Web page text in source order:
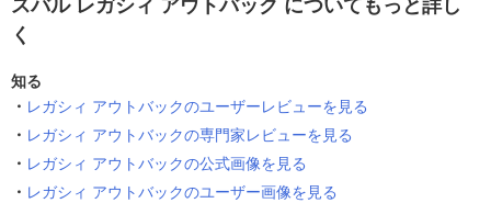
スバル レガシィ アウトバック についてもっと詳し
く
知る
レガシィ アウトバックのユーザーレビューを見る
レガシィ アウトバックの専門家レビューを見る
レガシィ アウトバックの公式画像を見る
レガシィ アウトバックのユーザー画像を見る